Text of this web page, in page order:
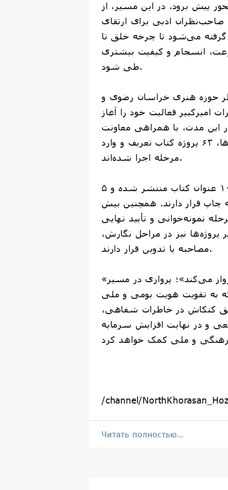
پیش برود. در این مسیر، از
ادبی برای ارتقای
گرفته می‌شود تا چرخه خلق تا
انسجام و کیفیت بیشتری
طی شود.
حوزه هنری خراسان رضوی و
امیرکبیر فعالیت خود را آغاز
این مدت، با همراهی معاونت
راهبری استان‌ها، ۶۳ پروژه کتاب تعریف و وارد
مرحله اجرا شده‌اند.
از این میان، تاکنون ۱۰ عنوان کتاب منتشر شده و ۵
چاپ قرار دارند. همچنین بیش
مرحله نمونه‌خوانی و تأیید نهایی
نیز در مراحل نگارش،
مصاحبه یا تدوین قرار دارند.
«سیمرغ با کلمات پرواز می‌کند»؛ پروازی در مسیر
به تقویت هویت بومی و ملی
کنکاش در خاطرات شفاهی،
و در نهایت افزایش سرمایه
/channel/
Читать полностью…